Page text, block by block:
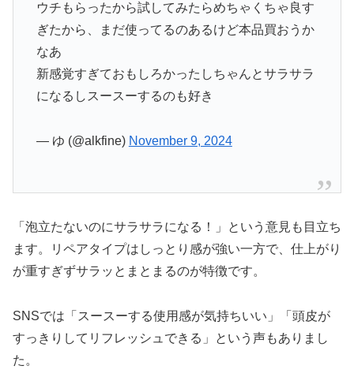
ウチもらったから試してみたらめちゃくちゃ良す
ぎたから、まだ使ってるのあるけど本品買おうか
なあ
新感覚すぎておもしろかったしちゃんとサラサラ
になるしスースーするのも好き
— ゆ (@alkfine) November 9, 2024
「泡立たないのにサラサラになる！」という意見も目立ち
ます。リペアタイプはしっとり感が強い一方で、仕上がり
が重すぎずサラッとまとまるのが特徴です。
SNSでは「スースーする使用感が気持ちいい」「頭皮が
すっきりしてリフレッシュできる」という声もありまし
た。